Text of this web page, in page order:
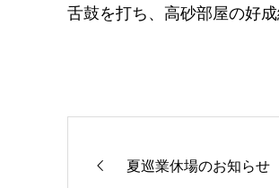
舌鼓を打ち、高砂部屋の好
夏巡業休場のお知らせ